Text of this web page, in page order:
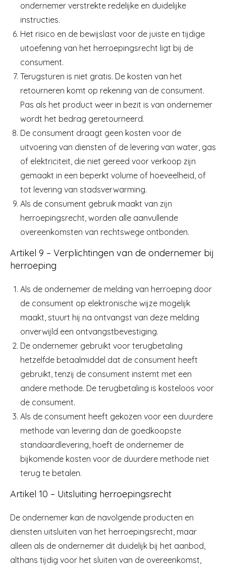
ondernemer verstrekte redelijke en duidelijke
instructies.
Het risico en de bewijslast voor de juiste en tijdige
uitoefening van het herroepingsrecht ligt bij de
consument.
Terugsturen is niet gratis. De kosten van het
retourneren komt op rekening van de consument.
Pas als het product weer in bezit is van ondernemer
wordt het bedrag geretourneerd.
De consument draagt geen kosten voor de
uitvoering van diensten of de levering van water, gas
of elektriciteit, die niet gereed voor verkoop zijn
gemaakt in een beperkt volume of hoeveelheid, of
tot levering van stadsverwarming.
Als de consument gebruik maakt van zijn
herroepingsrecht, worden alle aanvullende
overeenkomsten van rechtswege ontbonden.
Artikel 9 – Verplichtingen van de ondernemer bij
herroeping
Als de ondernemer de melding van herroeping door
de consument op elektronische wijze mogelijk
maakt, stuurt hij na ontvangst van deze melding
onverwijld een ontvangstbevestiging.
De ondernemer gebruikt voor terugbetaling
hetzelfde betaalmiddel dat de consument heeft
gebruikt, tenzij de consument instemt met een
andere methode. De terugbetaling is kosteloos voor
de consument.
Als de consument heeft gekozen voor een duurdere
methode van levering dan de goedkoopste
standaardlevering, hoeft de ondernemer de
bijkomende kosten voor de duurdere methode niet
terug te betalen.
Artikel 10 – Uitsluiting herroepingsrecht
De ondernemer kan de navolgende producten en
diensten uitsluiten van het herroepingsrecht, maar
alleen als de ondernemer dit duidelijk bij het aanbod,
althans tijdig voor het sluiten van de overeenkomst,